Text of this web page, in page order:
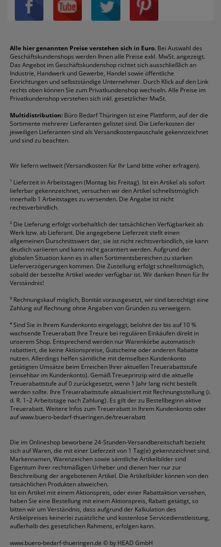
Privatsphäre-Einstellungen
Über uns
Reklamation / Retouren
Vertrag widerrufen (Privatkunden)
Rabatte & Aktionen
Blöcke
Boardmarker
Briefumschläge
Druckerpatronen
Etiketten
Fineliner
Folienschreiber
Formulare
Gelschreiber
Geschäftsbücher
Kaffee
Klebeband
Klemmmappen
Kopierpapier
Korrekturmittel
Kugelschreiber
Mappen
Ordner
Packband
Permanentmarker
Schnellhefter
Sichthüllen
Taschenrechner
Textmarker
Tintenroller
Tintenpatronen
Toilettenpapier
Toner
Versandmaterial
Versandtaschen
Canon
Durable
DYMO
Edding
Esselte
Faber-Castell
Fellowes
Franken
Fripa
HP
Läufer
Melitta
Pentel
Pelikan
Pilot
Pritt
Schneider
Stabilo
Staedtler
alle Marken anzeigen
Alle hier genannten Preise verstehen sich in Euro. Bei Auswahl des
Geschäftskundenshops werden Ihnen alle Preise exkl. MwSt. angezeigt.
Das Angebot im Geschäftskundenshop richtet sich ausschließlich an
Industrie, Handwerk und Gewerbe, Handel sowie öffentliche
Einrichtungen und selbstständige Unternehmer. Durch Klick auf den Link
rechts oben können Sie zum Privatkundenshop wechseln. Alle Preise im
Privatkundenshop verstehen sich inkl. gesetzlicher MwSt.
Multidistribution: Büro Bedarf Thüringen ist eine Plattform, auf der die
Sortimente mehrerer Lieferanten gelistet sind. Die Lieferkosten der
jeweiligen Lieferanten sind als Versandkostenpauschale gekennzeichnet
und sind zu beachten.
Wir liefern weltweit (Versandkosten für Ihr Land bitte voher erfragen).
¹ Lieferzeit in Arbeitstagen (Montag bis Freitag). Ist ein Artikel als sofort
lieferbar gekennzeichnet, versuchen wir den Artikel schnellstmöglich
innerhalb 1 Arbeitstages zu versenden. Die Angabe ist nicht
rechtsverbindlich.
² Die Lieferung erfolgt vorbehaltlich der tatsächlichen Verfügbarkeit ab
Werk bzw. ab Lieferant. Die angegebene Lieferzeit stellt einen
allgemeinen Durschnittswert dar, sie ist nicht rechtsverbindlich, sie kann
deutlich variieren und kann nicht garantiert werden. Aufgrund der
globalen Situation kann es in allen Sortimentsbereichen zu starken
Lieferverzögerungen kommen. Die Zustellung erfolgt schnellstmöglich,
sobald der bestellte Artikel wieder verfügbar ist. Wir danken Ihnen für Ihr
Verständnis!
³ Rechnungskauf möglich, Bonität vorausgesetzt, wir sind berechtigt eine
Zahlung auf Rechnung ohne Angaben von Gründen zu verweigern.
⁴Sind Sie in Ihrem Kundenkonto eingeloggt, belohnt der bis auf 10 %
wachsende Treuerabatt Ihre Treure bei regulären Einkäufen direkt in
unserem Shop. Entsprechend werden nur Warenkörbe automatisch
rabattiert, die keine Aktionspreise, Gutscheine oder anderen Rabatte
nutzen. Allerdings helfen sämtliche mit demselben Kundenkonto
getätigten Umsätze beim Erreichen Ihrer aktuellen Treuerabattstufe
(einsehbar im Kundenkonto). Gemäß Treueprinzip wird die aktuelle
Treuerabattstufe auf 0 zurückgesetzt, wenn 1 Jahr lang nicht bestellt
werden sollte. Ihre Treuerabattstufe aktualisiert mit Rechnungsstellung (i.
d. R. 1–2 Arbeitstage nach Zahlung). Es gilt der zu Bestellbeginn aktive
Treuerabatt. Weitere Infos zum Treuerabatt in Ihrem Kundenkonto oder
aufwww.buero-bedarf-thueringen.de/treuerabatt
Die im Onlineshop beworbene 24-Stunden-Versandbereitschaft bezieht
sich auf Waren, die mit einer Lieferzeit von 1 Tag(e) gekennzeichnet sind.
Markennamen, Warenzeichen sowie sämtliche Artikelbilder sind
Eigentum ihrer rechtmäßigen Urheber und dienen hier nur zur
Beschreibung der angebotenen Artikel. Die Artikelbilder können von den
tatsächlichen Produkten abweichen.
Ist ein Artikel mit einem Aktionspreis, oder einer Rabattaktion versehen,
haben Sie eine Bestellung mit einem Aktionspreis, Rabatt getätigt, so
bitten wir um Verständnis, dass aufgrund der Kalkulation des
Artikelpreises keinerlei zusätzliche und kostenlose Servicedienstleistung,
außerhalb des gesetzlichen Rahmens, erfolgen kann.
www.buero-bedarf-thueringen.de © by HEAD GmbH